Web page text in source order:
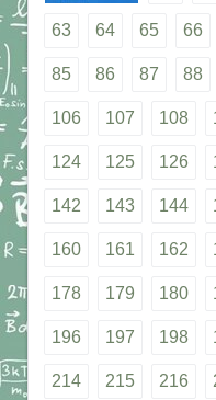
63 64 65 66
85 86 87 88
106 107 108
124 125 126
142 143 144
160 161 162
178 179 180
196 197 198
214 215 216